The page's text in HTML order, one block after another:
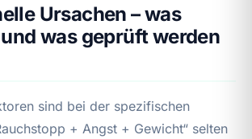
Ursachen – was
was geprüft werden
sind bei der spezifischen
+ Angst + Gewicht“ selten